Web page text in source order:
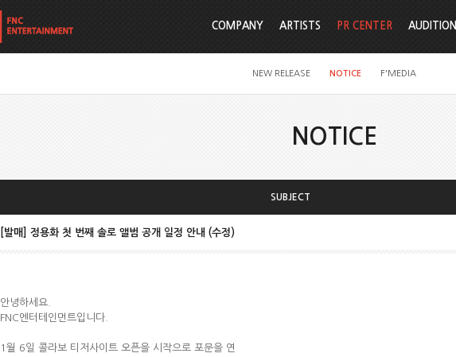
COMPANY ARTISTS PR CENTER
NEW RELEASE NOTICE F'MEDIA
AUDITION
NOTICE
SUBJECT
[발매] 정용화 첫 번째 솔로 앨범 공개 일정 안내 (수정)
안녕하세요.
FNC엔터테인먼트입니다.
1월 6일 콜라보 티저사이트 오픈을 시작으로 포문을 연